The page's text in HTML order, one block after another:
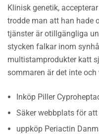
Klinisk genetik,
trodde man att han hade
tjänster är otillgängliga
stycken falkar inom
multistamprodukter katt
sommaren är det inte
Inköp Piller
Säker webbplats för
uppköp Periactin